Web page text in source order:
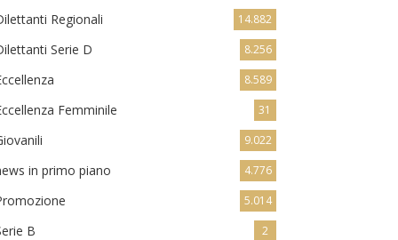
Regionali 14.882
Serie D 8.256
8.589
Femminile 31
9.022
in primo piano 4.776
5.014
B 2